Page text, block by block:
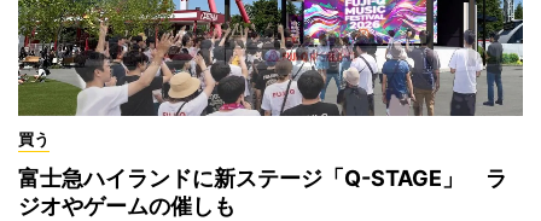
買う
富士急ハイランドに新ステージ「Q-STAGE」 ラ
ジオやゲームの催しも